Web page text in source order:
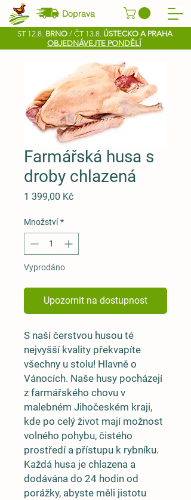
Doprava
ST 12.8. BRNO / ČT 13.8. ÚSTECKO A PRAHA
OBJEDNÁVEJTE PONDĚLÍ
Farmářská husa s
droby chlazená
1 399,00 KčCena
Množství *
Vyprodáno
Upozornit na dostupnost
S naší čerstvou husou té
nejvyšší kvality překvapíte
všechny u stolu! Hlavně o
Vánocích. Naše husy pocházejí
z farmářského chovu v
malebném Jihočeském kraji,
kde po celý život mají možnost
volného pohybu, čistého
prostředí a přístupu k rybníku.
Každá husa je chlazena a
dodávána do 24 hodin od
porážky, abyste měli jistotu